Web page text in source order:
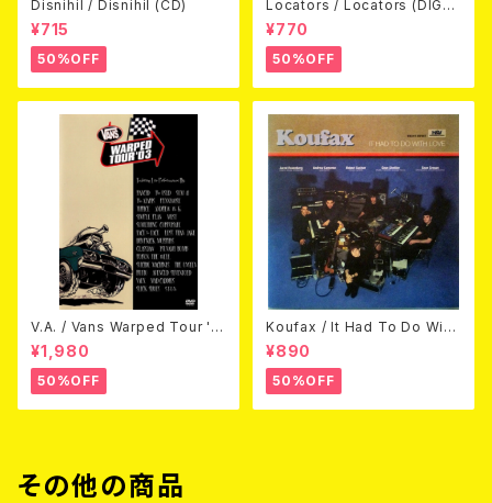
Disnihil / Disnihil (CD)
¥715
50%OFF
Locators / Locators (DIGPA
CK CD)
¥770
50%OFF
V.A. / Vans Warped Tour '0
3 (DVD)
¥1,980
50%OFF
Koufax / It Had To Do With
Love (CD)
¥890
50%OFF
その他の商品